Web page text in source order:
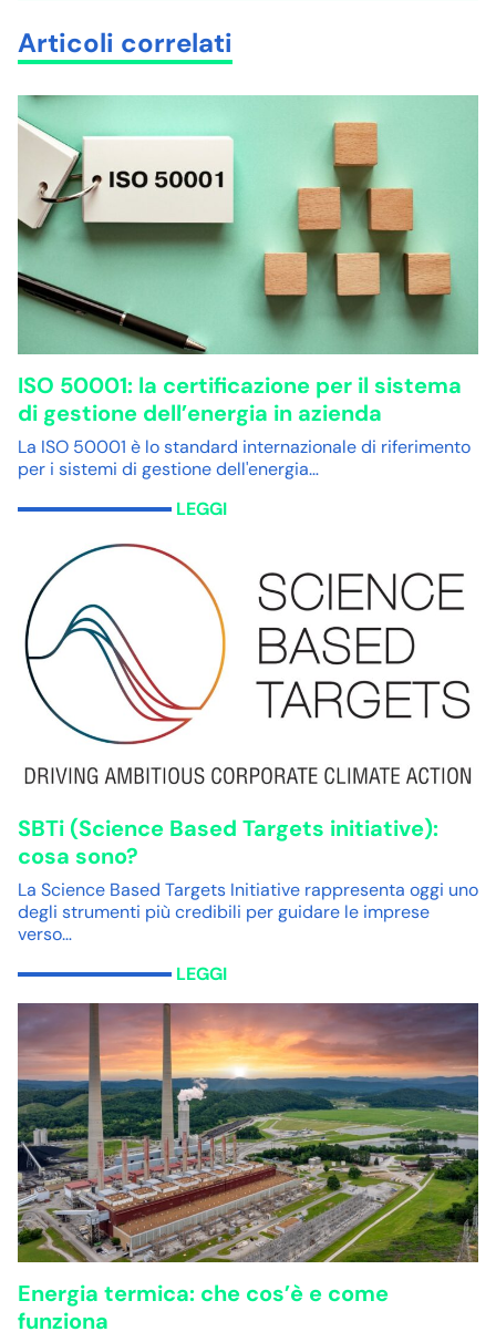
Articoli correlati
ISO 50001: la certificazione per il sistema
di gestione dell’energia in azienda
La ISO 50001 è lo standard internazionale di riferimento
per i sistemi di gestione dell'energia…
LEGGI
SBTi (Science Based Targets initiative):
cosa sono?
La Science Based Targets Initiative rappresenta oggi uno
degli strumenti più credibili per guidare le imprese
verso…
LEGGI
Energia termica: che cos’è e come
funziona